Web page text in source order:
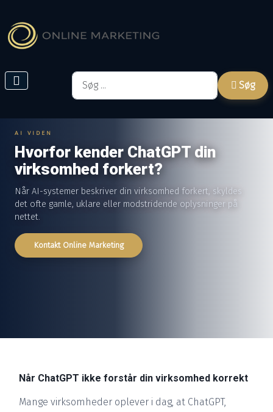
Søg
Søg
AI VIDEN
Hvorfor kender ChatGPT din
virksomhed forkert?
Når AI-systemer beskriver din virksomhed forkert, skyldes
det ofte gamle, uklare eller modstridende oplysninger på
nettet.
Kontakt Online Marketing
Når ChatGPT ikke forstår din virksomhed korrekt
Mange virksomheder oplever i dag, at ChatGPT,